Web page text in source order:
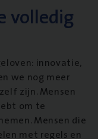
volledig
innovatie,
we nog meer
zijn. Mensen
om te
Mensen die
met regels en